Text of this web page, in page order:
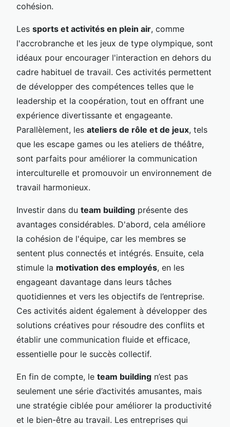
cohésion.
Les sports et activités en plein air, comme
l'accrobranche et les jeux de type olympique, sont
idéaux pour encourager l'interaction en dehors du
cadre habituel de travail. Ces activités permettent
de développer des compétences telles que le
leadership et la coopération, tout en offrant une
expérience divertissante et engageante.
Parallèlement, les ateliers de rôle et de jeux, tels
que les escape games ou les ateliers de théâtre,
sont parfaits pour améliorer la communication
interculturelle et promouvoir un environnement de
travail harmonieux.
Investir dans du team building présente des
avantages considérables. D'abord, cela améliore
la cohésion de l'équipe, car les membres se
sentent plus connectés et intégrés. Ensuite, cela
stimule la motivation des employés, en les
engageant davantage dans leurs tâches
quotidiennes et vers les objectifs de l’entreprise.
Ces activités aident également à développer des
solutions créatives pour résoudre des conflits et
établir une communication fluide et efficace,
essentielle pour le succès collectif.
En fin de compte, le team building n’est pas
seulement une série d’activités amusantes, mais
une stratégie ciblée pour améliorer la productivité
et le bien-être au travail. Les entreprises qui